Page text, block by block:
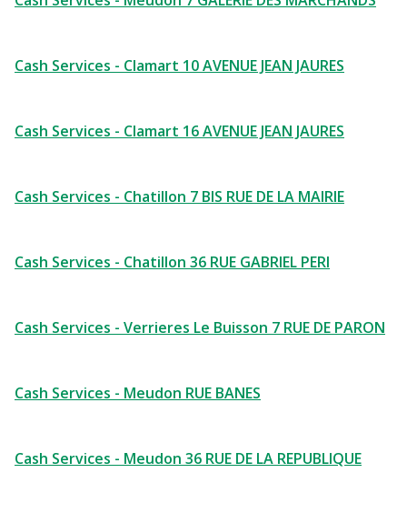
Cash Services - Clamart 10 AVENUE JEAN JAURES
Cash Services - Clamart 16 AVENUE JEAN JAURES
Cash Services - Chatillon 7 BIS RUE DE LA MAIRIE
Cash Services - Chatillon 36 RUE GABRIEL PERI
Cash Services - Verrieres Le Buisson 7 RUE DE PARON
Cash Services - Meudon RUE BANES
Cash Services - Meudon 36 RUE DE LA REPUBLIQUE